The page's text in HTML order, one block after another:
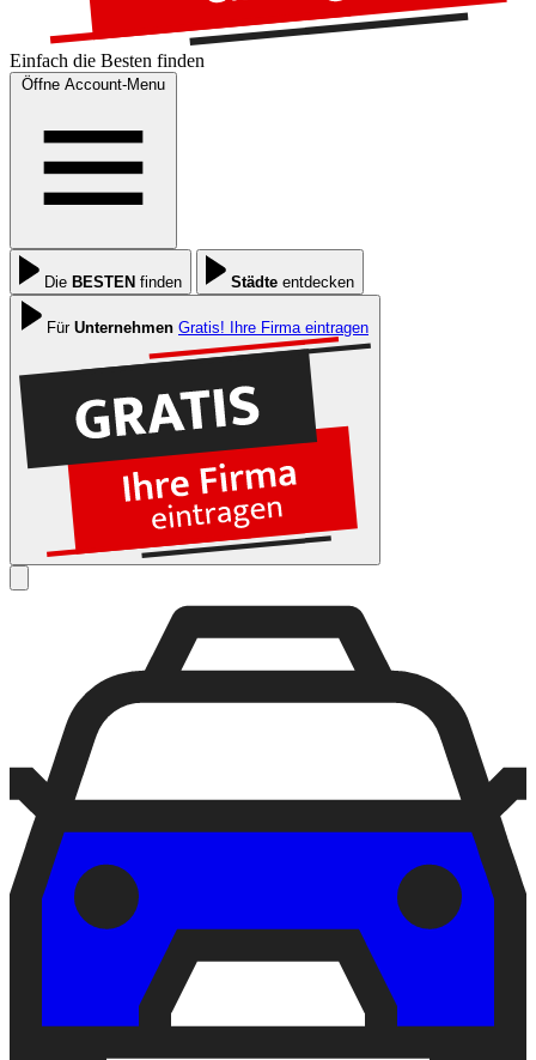
Einfach die Besten finden
Öffne Account-Menu
Die BESTEN finden Städte entdecken
Für Unternehmen Gratis! Ihre Firma eintragen